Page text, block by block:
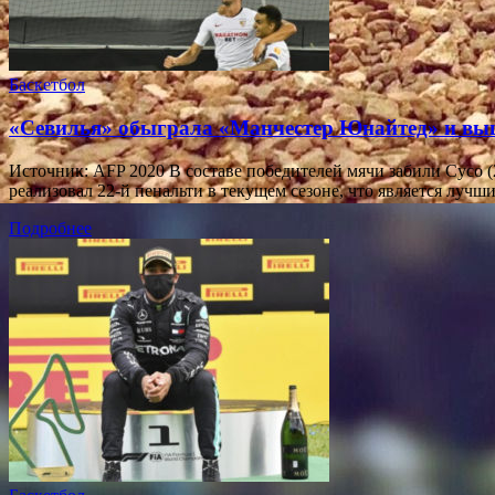
Баскетбол
«Севилья» обыграла «Манчестер Юнайтед» и
Источник: AFP 2020 В составе победителей мячи забили
реализовал 22-й пенальти в текущем сезоне, что является
Подробнее